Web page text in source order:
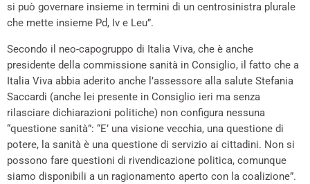
si può governare insieme in termini di un centrosinistra plurale
che mette insieme Pd, Iv e Leu”.
Secondo il neo-capogruppo di Italia Viva, che è anche
presidente della commissione sanità in Consiglio, il fatto che a
Italia Viva abbia aderito anche l’assessore alla salute Stefania
Saccardi (anche lei presente in Consiglio ieri ma senza
rilasciare dichiarazioni politiche) non configura nessuna
“questione sanità”: “E’ una visione vecchia, una questione di
potere, la sanità è una questione di servizio ai cittadini. Non si
possono fare questioni di rivendicazione politica, comunque
siamo disponibili a un ragionamento aperto con la coalizione”.